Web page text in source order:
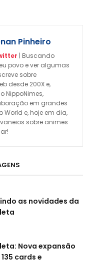
Pinheiro
| Buscando
povo e ver algumas
sobre
desde 200X e,
NippoNimes,
em grandes
World e, hoje em dia,
sobre animes
as novidades da
Nova expansão
cards e